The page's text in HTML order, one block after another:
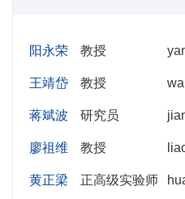
阳永荣 教授
王靖岱 教授
蒋斌波 研究员
廖祖维 教授
黄正梁 正高级实验师